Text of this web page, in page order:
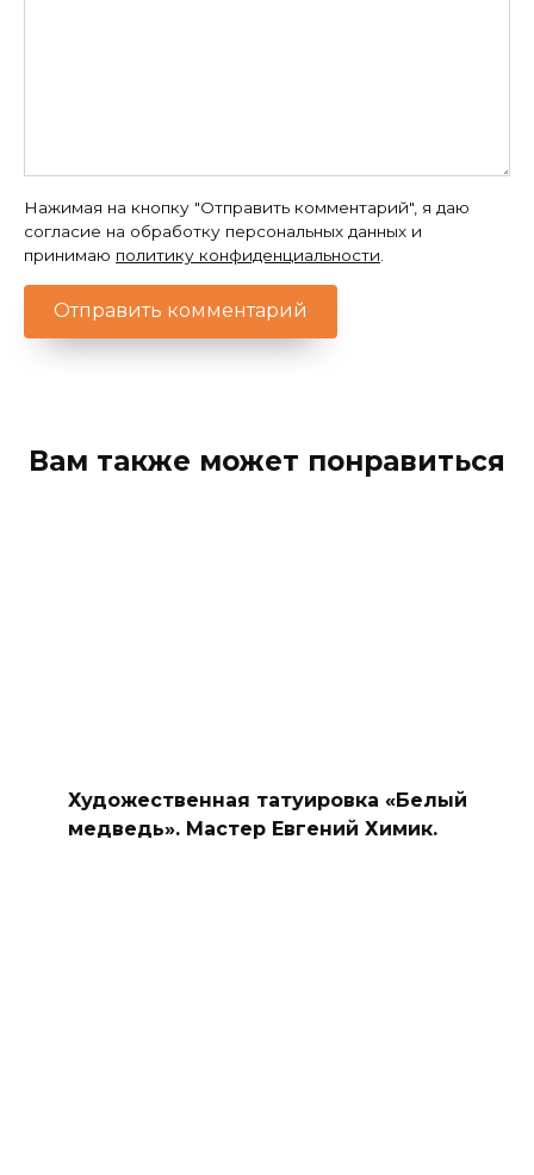
Нажимая на кнопку "Отправить комментарий", я даю
согласие на обработку персональных данных и
принимаю политику конфиденциальности
Вам также может понравиться
Художественная татуировка «Белый
медведь». Мастер Евгений Химик.